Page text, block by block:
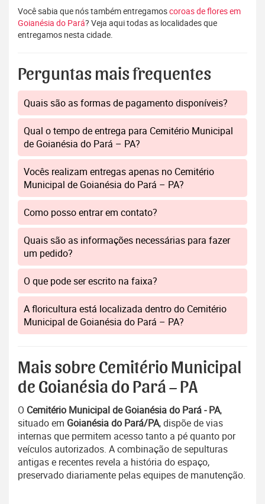
Você sabia que nós também entregamoscoroas de flores em
Goianésia do Pará? Veja aqui todas as localidades que
entregamos nesta cidade.
Perguntas mais frequentes
Quais são as formas de pagamento disponíveis?
Qual o tempo de entrega para Cemitério Municipal
de Goianésia do Pará – PA?
Vocês realizam entregas apenas no Cemitério
Municipal de Goianésia do Pará – PA?
Como posso entrar em contato?
Quais são as informações necessárias para fazer
um pedido?
O que pode ser escrito na faixa?
A floricultura está localizada dentro do Cemitério
Municipal de Goianésia do Pará – PA?
Mais sobre Cemitério Municipal
de Goianésia do Pará – PA
O Cemitério Municipal de Goianésia do Pará - PA,
situado em Goianésia do Pará/PA, dispõe de vias
internas que permitem acesso tanto a pé quanto por
veículos autorizados. A combinação de sepulturas
antigas e recentes revela a história do espaço,
preservado diariamente pelas equipes de manutenção.